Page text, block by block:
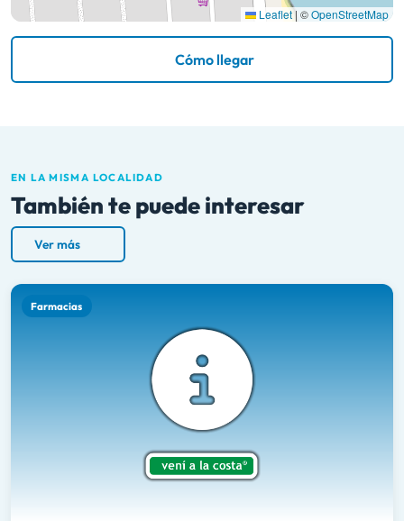
Leaflet | ©OpenStreetMap
Cómo llegar
EN LA MISMA LOCALIDAD
También te puede interesar
Ver más
Farmacias